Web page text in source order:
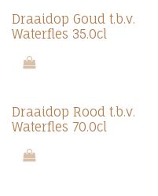
Draaidop Goud t.b.v.
Waterfles 35.0cl
Draaidop Rood t.b.v.
Waterfles 70.0cl